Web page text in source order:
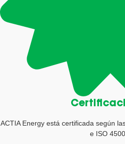
ACTIA Energy está certificada según
e ISO